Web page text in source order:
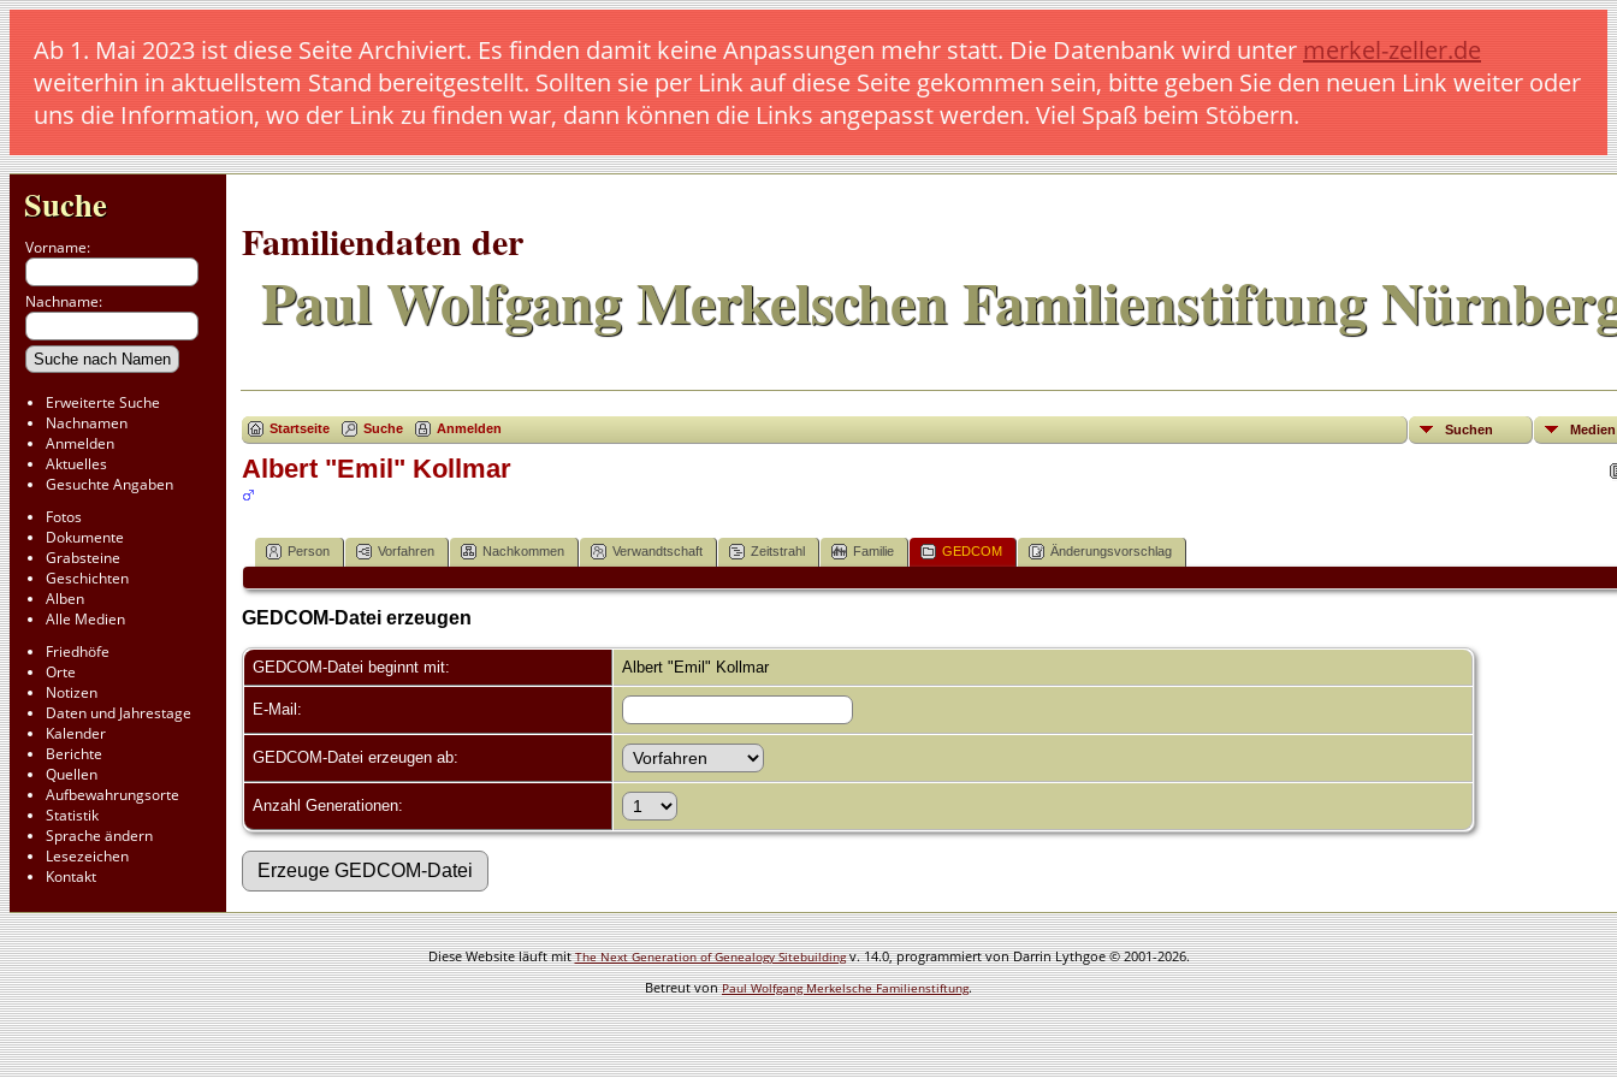
Ab 1. Mai 2023 ist diese Seite Archiviert. Es finden damit keine Anpassungen mehr statt. Die Datenbank wird unter merkel-zeller.de
weiterhin in aktuellstem Stand bereitgestellt. Sollten sie per Link auf diese Seite gekommen sein, bitte geben Sie den neuen Link weiter oder
uns die Information, wo der Link zu finden war, dann können die Links angepasst werden. Viel Spaß beim Stöbern.
Suche
Vorname:
Nachname:
Erweiterte Suche
Nachnamen
Anmelden
Aktuelles
Gesuchte Angaben
Fotos
Dokumente
Grabsteine
Geschichten
Alben
Alle Medien
Friedhöfe
Orte
Notizen
Daten und Jahrestage
Kalender
Berichte
Quellen
Aufbewahrungsorte
Statistik
Sprache ändern
Lesezeichen
Kontakt
Familiendaten der
Paul Wolfgang Merkelschen Familienstiftung
Suchen Medien
Startseite Suche Anmelden
Albert "Emil" Kollmar
Person Vorfahren Nachkommen Verwandtschaft Zeitstrahl Familie GEDCOM Änderungsvorschlag
GEDCOM-Datei erzeugen
GEDCOM-Datei beginnt mit: Albert "Emil" Kollmar
E-Mail:
GEDCOM-Datei erzeugen ab:
Anzahl Generationen:
Diese Website läuft mitThe Next Generation of Genealogy Sitebuildingv. 14.0, programmiert von Darrin Lythgoe © 2001-2026.
Betreut vonPaul Wolfgang Merkelsche Familienstiftung.